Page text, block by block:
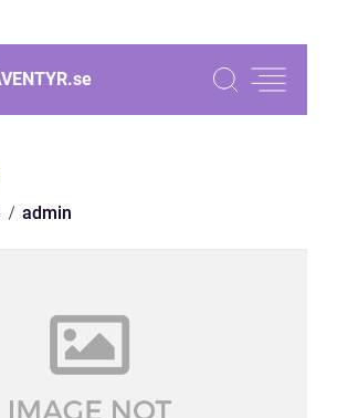
se
admin